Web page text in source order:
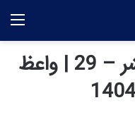
بازنگری در پدیده محشر – 29 | واعظ